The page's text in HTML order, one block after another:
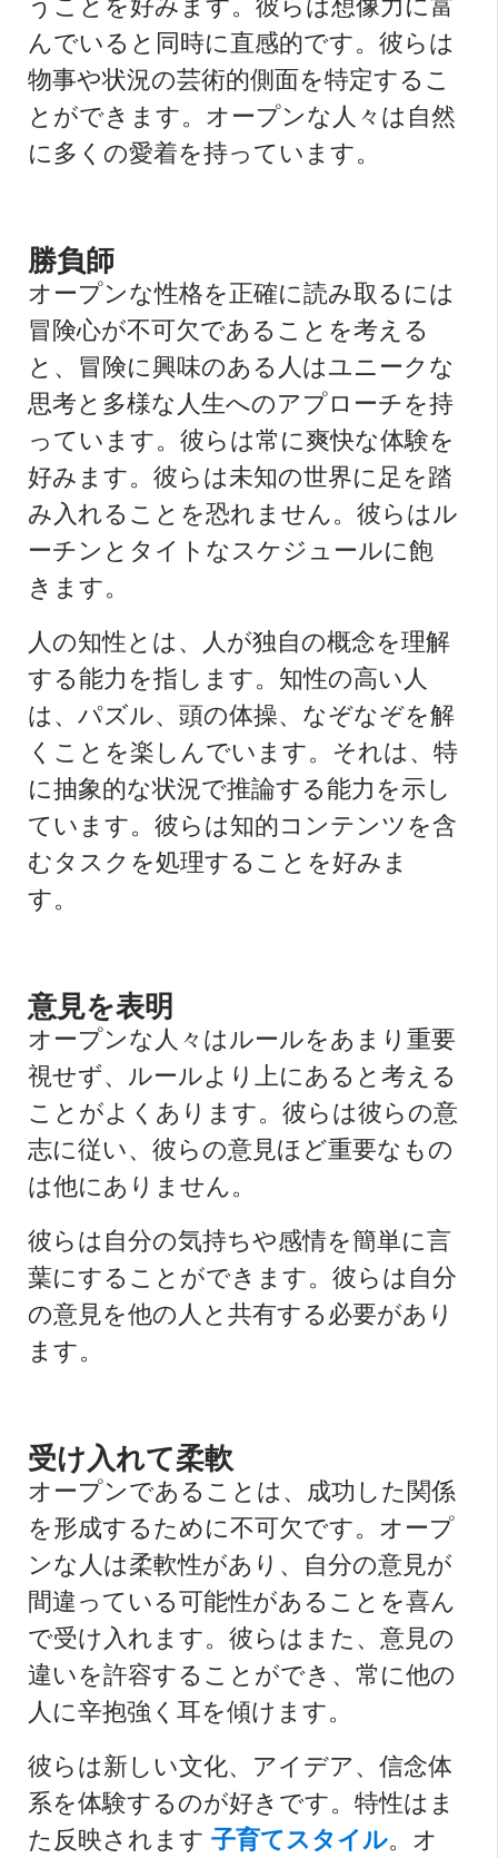
うことを好みます。彼らは想像力に富
んでいると同時に直感的です。彼らは
物事や状況の芸術的側面を特定するこ
とができます。オープンな人々は自然
に多くの愛着を持っています。
勝負師
オープンな性格を正確に読み取るには
冒険心が不可欠であることを考える
と、冒険に興味のある人はユニークな
思考と多様な人生へのアプローチを持
っています。彼らは常に爽快な体験を
好みます。彼らは未知の世界に足を踏
み入れることを恐れません。彼らはル
ーチンとタイトなスケジュールに飽
きます。
人の知性とは、人が独自の概念を理解
する能力を指します。知性の高い人
は、パズル、頭の体操、なぞなぞを解
くことを楽しんでいます。それは、特
に抽象的な状況で推論する能力を示し
ています。彼らは知的コンテンツを含
むタスクを処理することを好みま
す。
意見を表明
オープンな人々はルールをあまり重要
視せず、ルールより上にあると考える
ことがよくあります。彼らは彼らの意
志に従い、彼らの意見ほど重要なもの
は他にありません。
彼らは自分の気持ちや感情を簡単に言
葉にすることができます。彼らは自分
の意見を他の人と共有する必要があり
ます。
受け入れて柔軟
オープンであることは、成功した関係
を形成するために不可欠です。オープ
ンな人は柔軟性があり、自分の意見が
間違っている可能性があることを喜ん
で受け入れます。彼らはまた、意見の
違いを許容することができ、常に他の
人に辛抱強く耳を傾けます。
彼らは新しい文化、アイデア、信念体
系を体験するのが好きです。特性はま
た反映されます 子育てスタイル。オ